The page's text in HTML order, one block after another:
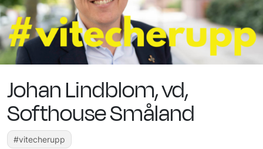
Johan Lindblom, vd,
Softhouse Småland
#vitecherupp